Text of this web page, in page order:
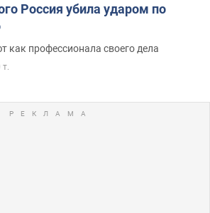
Россия убила ударом по
как профессионала своего дела
т.